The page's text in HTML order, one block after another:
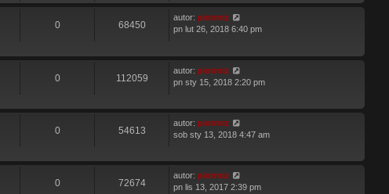
0 68450
autor: piotrniz
pn lut 26, 2018 6:40 pm
0 112059
autor: piotrniz
pn sty 15, 2018 2:20 pm
0 54613
autor: piotrniz
sob sty 13, 2018 4:47 am
0 72674
autor: piotrniz
pn lis 13, 2017 2:39 pm